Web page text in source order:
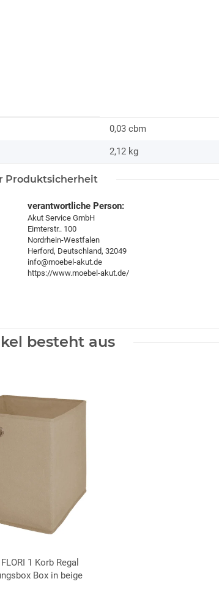
0,03 cbm
2,12 kg
Produktsicherheit
verantwortliche Person:
Akut Service GmbH
Eimterstr.. 100
Nordrhein-Westfalen
Herford, Deutschland, 32049
info@moebel-akut.de
https://www.moebel-akut.de/
besteht aus
1 Korb Regal
Box in beige